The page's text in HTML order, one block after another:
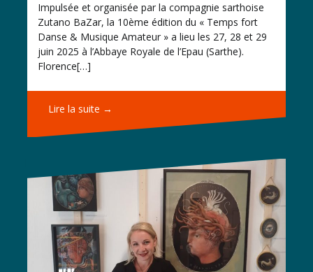
Impulsée et organisée par la compagnie sarthoise
Zutano BaZar, la 10ème édition du « Temps fort
Danse & Musique Amateur » a lieu les 27, 28 et 29
juin 2025 à l’Abbaye Royale de l’Epau (Sarthe).
Florence[…]
Lire la suite →